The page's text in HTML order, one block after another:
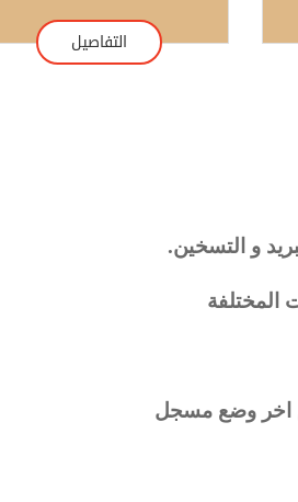
التفاصيل
اخر وضع مسجل